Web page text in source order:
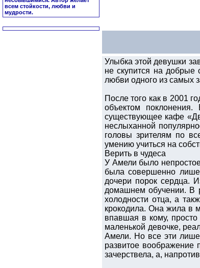
всем стойкости, любви и
мудрости.
Улыбка этой девушки
не скупится на
любви одного из самых
После того как в 2001
объектом
существующее кафе
неслыханной
головы зрителям по
умению учиться на
Верить в чудеса
У Амели было
была совершенно
дочери порок сердца.
домашнем обучении. В
холодности отца, а
крокодила. Она жила в
впавшая в кому,
маленькой девочке,
Амели. Но все эти
развитое воображение
зачерствела, а,